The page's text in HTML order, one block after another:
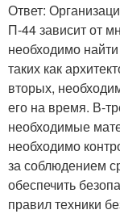
Ответ:
П-44 зависит от
необходимо
таких как
вторых,
его на время. В-
необходимые
необходимо
за соблюдением
обеспечить
правил техники